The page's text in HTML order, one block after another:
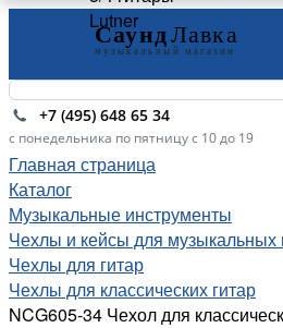
+7 (495) 648 65 34
с понедельника по пятницу с 10 до 19
Главная страница
Каталог
Музыкальные инструменты
Чехлы и кейсы для музыкальных
Чехлы для гитар
Чехлы для классических гитар
NCG605-34 Чехол для
Lutner